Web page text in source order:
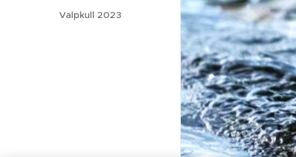
Valpkull 2023